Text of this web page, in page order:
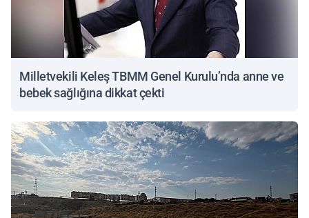
Milletvekili Keleş TBMM Genel Kurulu’nda anne ve
bebek sağlığına dikkat çekti